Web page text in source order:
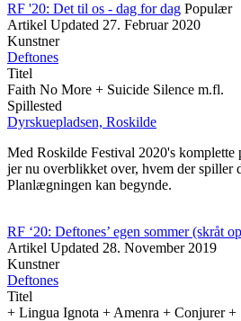
RF '20: Det til os - dag for dag Populær
Artikel Updated 27. Februar 2020
Kunstner
Deftones
Titel
Faith No More + Suicide Silence m.fl.
Spillested
Dyrskuepladsen, Roskilde
Med Roskilde Festival 2020's komplette
jer nu overblikket over, hvem der spiller
Planlægningen kan begynde.
RF ‘20: Deftones’ egen sommer (skråt
Artikel Updated 28. November 2019
Kunstner
Deftones
Titel
+ Lingua Ignota + Amenra + Conjurer +